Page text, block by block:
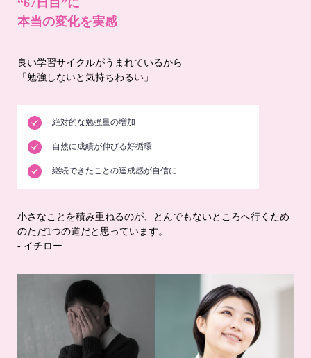
本当の変化を実感
良い学習サイクルがうまれているから
「勉強しないと気持ちわるい」
絶対的な勉強量の増加
自然に成績が伸びる好循環
継続できたことの達成感が自信に
小さなことを積み重ねるのが、とんでもないところへ行くため
のただ1つの道だと思っています。
- イチロー